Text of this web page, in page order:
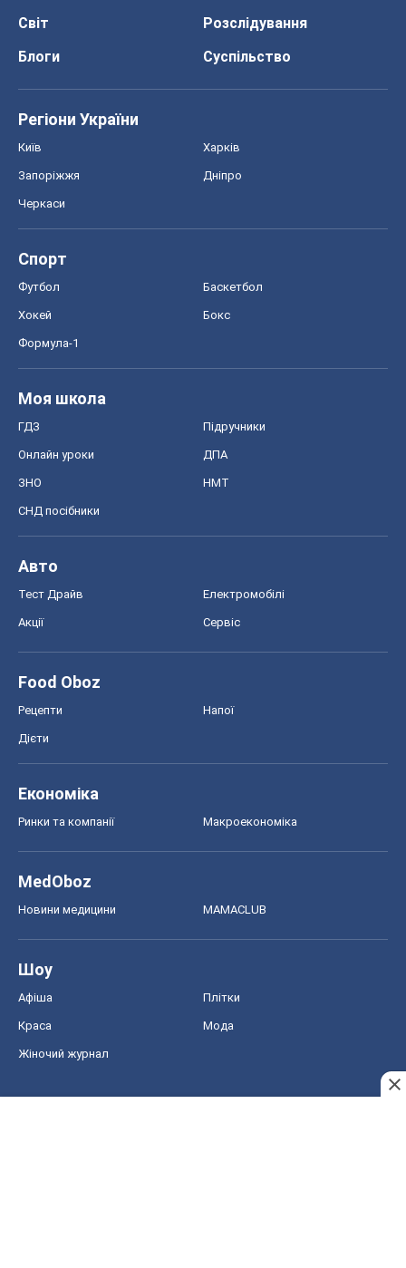
Світ
Розслідування
Блоги
Суспільство
Регіони України
Київ Харків
Запоріжжя Дніпро
Черкаси
Спорт
Футбол Баскетбол
Хокей Бокс
Формула-1
Моя школа
ГДЗ Підручники
Онлайн уроки ДПА
ЗНО НМТ
СНД посібники
Авто
Тест Драйв Електромобілі
Акції Сервіс
Food Oboz
Рецепти Напої
Дієти
Економіка
Ринки та компанії Макроекономіка
MedOboz
Новини медицини MAMACLUB
Шоу
Афіша Плітки
Краса Мода
Жіночий журнал